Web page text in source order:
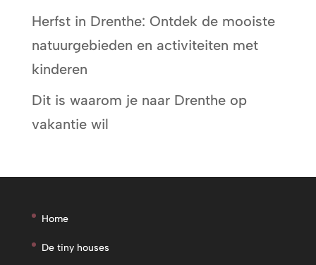
Herfst in Drenthe: Ontdek de mooiste
natuurgebieden en activiteiten met
kinderen
Dit is waarom je naar Drenthe op
vakantie wil
Home
De tiny houses